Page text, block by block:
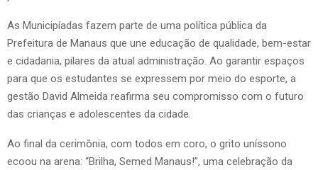
As Municipíadas fazem parte de uma política pública da
Prefeitura de Manaus que une educação de qualidade, bem-estar
e cidadania, pilares da atual administração. Ao garantir espaços
para que os estudantes se expressem por meio do esporte, a
gestão David Almeida reafirma seu compromisso com o futuro
das crianças e adolescentes da cidade.
Ao final da cerimônia, com todos em coro, o grito uníssono
ecoou na arena: “Brilha, Semed Manaus!”, uma celebração da